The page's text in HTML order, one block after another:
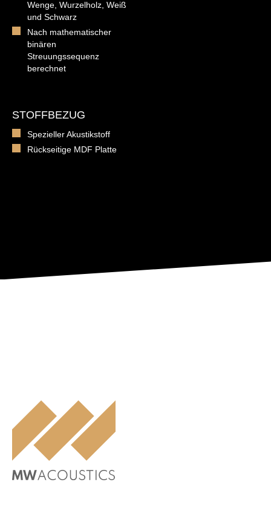
Wenge, Wurzelholz, Weiß
und Schwarz
Nach mathematischer
binären
Streuungssequenz
berechnet
STOFFBEZUG
Spezieller Akustikstoff
Rückseitige MDF Platte